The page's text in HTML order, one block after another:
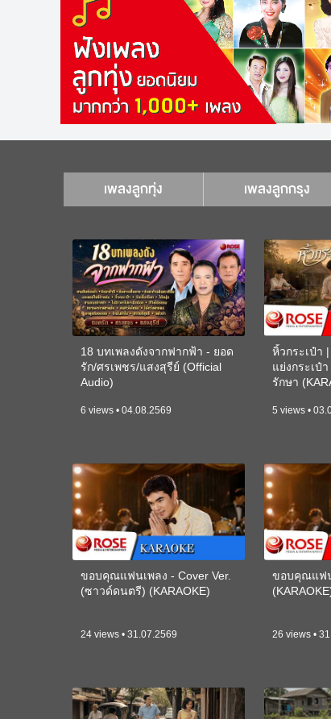
เพลงลูกทุ่ง เพลงลูกกรุง
18 บทเพลงดังจากฟากฟ้า - ยอด
รัก/ศรเพชร/แสงสุรีย์ (Official
Audio)
6 views • 04.08.2569
หิ้วกระเป๋า
แย่งกระเป๋
รักษา
5 views •
ขอบคุณแฟนเพลง - Cover Ver.
(ซาวด์ดนตรี) (KARAOKE)
24 views • 31.07.2569
ขอบคุณแฟน
26 views •